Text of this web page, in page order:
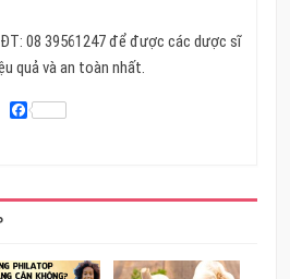
08 39561247 để được các dược sĩ
quả và an toàn nhất.
Facebook